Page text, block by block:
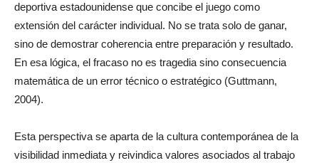
deportiva estadounidense que concibe el juego como
extensión del carácter individual. No se trata solo de ganar,
sino de demostrar coherencia entre preparación y resultado.
En esa lógica, el fracaso no es tragedia sino consecuencia
matemática de un error técnico o estratégico (Guttmann,
2004).
Esta perspectiva se aparta de la cultura contemporánea de la
visibilidad inmediata y reivindica valores asociados al trabajo